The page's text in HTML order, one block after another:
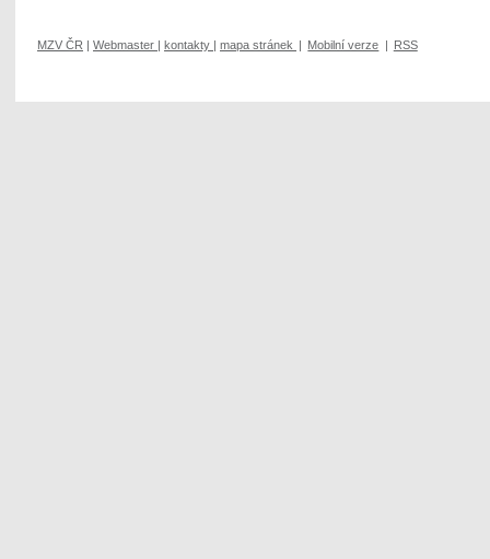
MZV ČR | Webmaster | kontakty | mapa stránek | Mobilní verze | RSS